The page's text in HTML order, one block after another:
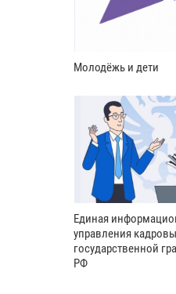
Молодёжь и дети
Единая
управления
государственной
РФ